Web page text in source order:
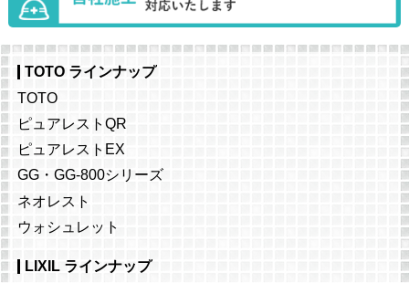
TOTO ラインナップ
TOTO
ピュアレストQR
ピュアレストEX
GG・GG-800シリーズ
ネオレスト
ウォシュレット
LIXIL ラインナップ